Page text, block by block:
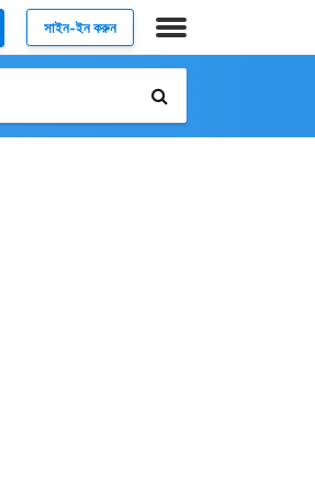
সাইন-ইন করুন